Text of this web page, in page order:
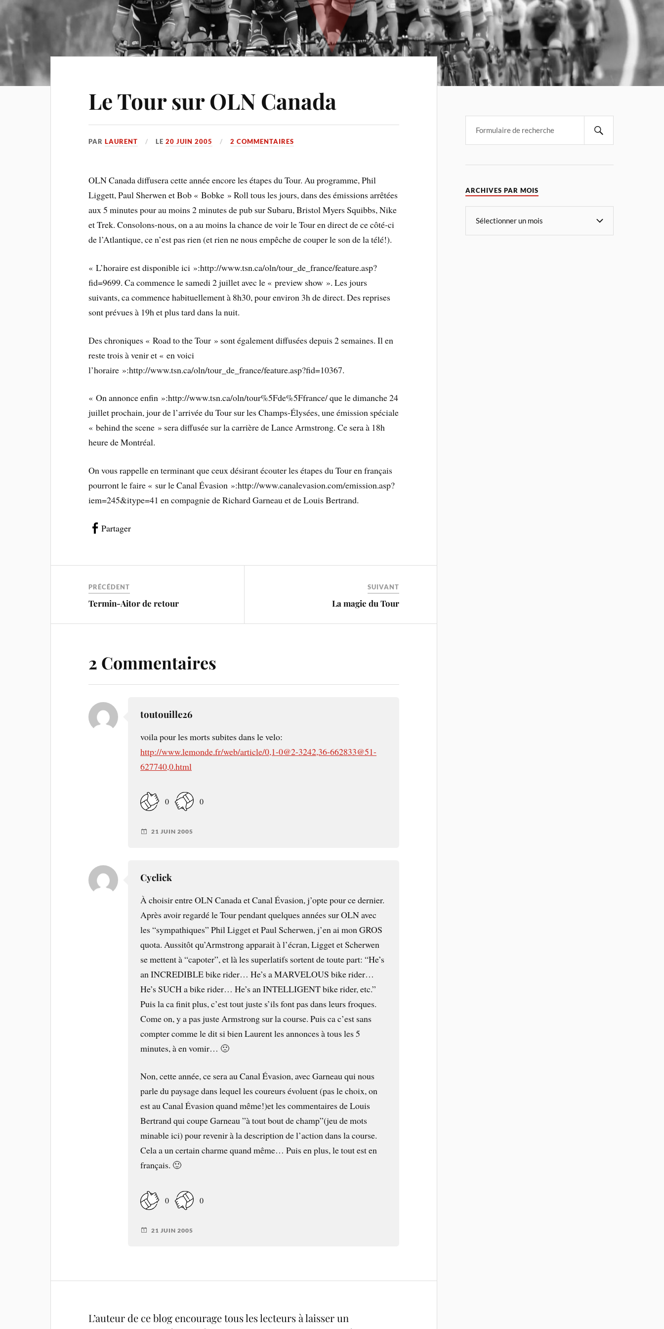
Le Tour sur OLN Canada
PARLAURENT LE20 JUIN 2005 2 COMMENTAIRES
OLN Canada diffusera cette année encore les étapes du Tour. Au programme, Phil
Liggett, Paul Sherwen et Bob « Bobke » Roll tous les jours, dans des émissions arrêtées
aux 5 minutes pour au moins 2 minutes de pub sur Subaru, Bristol Myers Squibbs, Nike
et Trek. Consolons-nous, on a au moins la chance de voir le Tour en direct de ce côté-ci
de l’Atlantique, ce n’est pas rien (et rien ne nous empêche de couper le son de la télé!).
« L’horaire est disponible ici »:http://www.tsn.ca/oln/tour_de_france/feature.asp?
fid=9699. Ca commence le samedi 2 juillet avec le « preview show ». Les jours
suivants, ca commence habituellement à 8h30, pour environ 3h de direct. Des reprises
sont prévues à 19h et plus tard dans la nuit.
Des chroniques « Road to the Tour » sont également diffusées depuis 2 semaines. Il en
reste trois à venir et « en voici
l’horaire »:http://www.tsn.ca/oln/tour_de_france/feature.asp?fid=10367.
« On annonce enfin »:http://www.tsn.ca/oln/tour%5Fde%5Ffrance/ que le dimanche 24
juillet prochain, jour de l’arrivée du Tour sur les Champs-Élysées, une émission spéciale
« behind the scene » sera diffusée sur la carrière de Lance Armstrong. Ce sera à 18h
heure de Montréal.
On vous rappelle en terminant que ceux désirant écouter les étapes du Tour en français
pourront le faire « sur le Canal Évasion »:http://www.canalevasion.com/emission.asp?
iem=245&itype=41 en compagnie de Richard Garneau et de Louis Bertrand.
Partager
PRÉCÉDENT
Termin-Aitor de retour
SUIVANT
La magie du Tour
2 Commentaires
toutouille26
voila pour les morts subites dans le velo:
http://www.lemonde.fr/web/article/0,1-0@2-3242,36-662833@51-
627740,0.html
0 0
21 JUIN 2005
Cyclick
À choisir entre OLN Canada et Canal Évasion, j’opte pour ce dernier.
Après avoir regardé le Tour pendant quelques années sur OLN avec
les “sympathiques” Phil Ligget et Paul Scherwen, j’en ai mon GROS
quota. Aussitôt qu’Armstrong apparait à l’écran, Ligget et Scherwen
se mettent à “capoter”, et là les superlatifs sortent de toute part: “He’s
an INCREDIBLE bike rider… He’s a MARVELOUS bike rider…
He’s SUCH a bike rider… He’s an INTELLIGENT bike rider, etc.”
Puis la ca finit plus, c’est tout juste s’ils font pas dans leurs froques.
Come on, y a pas juste Armstrong sur la course. Puis ca c’est sans
compter comme le dit si bien Laurent les annonces à tous les 5
minutes, à en vomir… 🙁
Non, cette année, ce sera au Canal Évasion, avec Garneau qui nous
parle du paysage dans lequel les coureurs évoluent (pas le choix, on
est au Canal Évasion quand même!)et les commentaires de Louis
Bertrand qui coupe Garneau ”à tout bout de champ”(jeu de mots
minable ici) pour revenir à la description de l’action dans la course.
Cela a un certain charme quand même… Puis en plus, le tout est en
français. 🙂
0 0
21 JUIN 2005
L’auteur de ce blog encourage tous les lecteurs à laisser un
ARCHIVES PAR MOIS